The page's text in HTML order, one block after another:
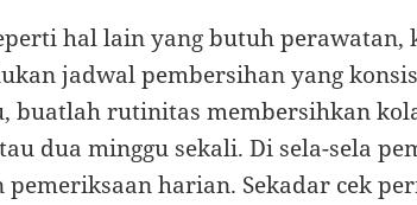
hal lain yang butuh perawatan,
jadwal pembersihan yang
buatlah rutinitas membersihkan
dua minggu sekali. Di sela-sela
pemeriksaan harian. Sekadar cek